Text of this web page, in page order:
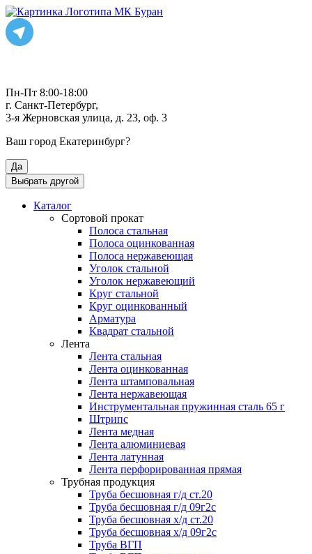
Пн-Пт 8:00-18:00
г. Санкт-Петербург,
3-я Жерновская улица, д. 23, оф. 3
Ваш город Екатеринбург?
Да
Выбрать другой
Каталог
Сортовой прокат
Полоса стальная
Полоса оцинкованная
Полоса нержавеющая
Уголок стальной
Уголок нержавеющий
Круг стальной
Круг оцинкованный
Арматура
Квадрат стальной
Лента
Лента стальная
Лента оцинкованная
Лента штамповальная
Лента нержавеющая
Инструментальная пружинная сталь 65 г
Штрипс
Лента медная
Лента алюминиевая
Лента латунная
Лента перфорированная прямая
Трубная продукция
Труба бесшовная г/д ст.20
Труба бесшовная г/д 09г2с
Труба бесшовная х/д ст.20
Труба бесшовная х/д 09г2с
Труба ВГП